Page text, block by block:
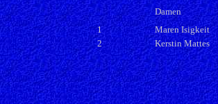
Damen
1
Maren Isigkeit
2
Kerstin Mattes